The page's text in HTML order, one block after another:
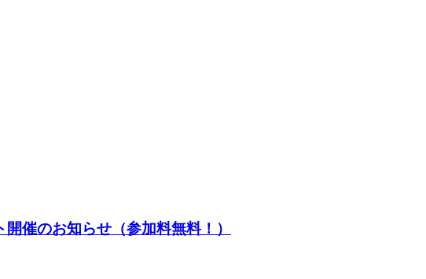
催のお知らせ（参加料無料！）